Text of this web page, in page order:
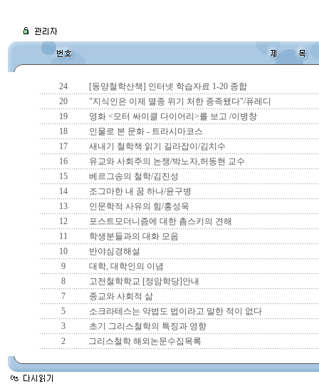
24
[동양철학산책] 인터넷 학습자료 1-20 종합
20
"지식인은 이제 멸종 위기 처한 종족됐다"/퓨레디
19
영화 <모터 싸이클 다이어리>를 보고 /이병창
18
인물로 본 문화 - 트라시마코스
17
새내기 철학책 읽기 길라잡이/김치수
16
유교와 사회주의 논쟁/박노자,허동현 교수
15
베르그송의 철학/김진성
14
조그마한 내 꿈 하나/윤구병
13
인문학적 사유의 힘/홍성욱
12
포스트모더니즘에 대한 촘스키의 견해
11
학생분들과의 대화 모음
10
반야심경해설
9
대학, 대학인의 이념
8
고전철학학교 [정암학당]안내
7
종교와 사회적 삶
5
소크라테스는 악법도 법이라고 말한 적이 없다
3
초기 그리스철학의 특징과 영향
2
그리스철학 해외논문수집목록